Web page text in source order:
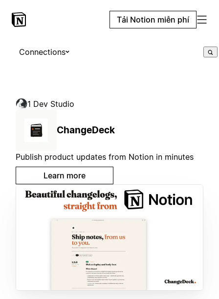
Tải Notion miễn phí
Connections
1 Dev Studio
ChangeDeck
Publish product updates from Notion in minutes
Learn more